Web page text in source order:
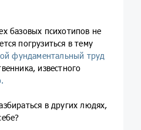
базовых психотипов не
погрузиться в тему
фундаментальный труд
известного
в других людях,